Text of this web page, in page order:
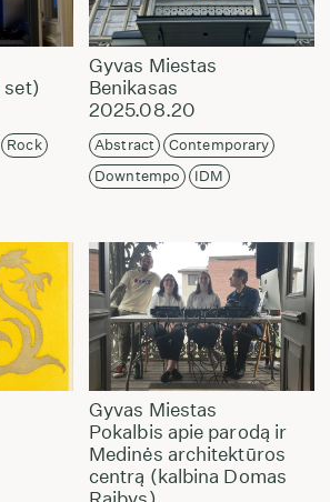
set)
Rock
Gyvas Miestas
Benikasas
2025.08.20
Abstract
Contemporary
Downtempo
IDM
Gyvas Miestas
Pokalbis apie parodą ir
Medinės architektūros
centrą (kalbina Domas